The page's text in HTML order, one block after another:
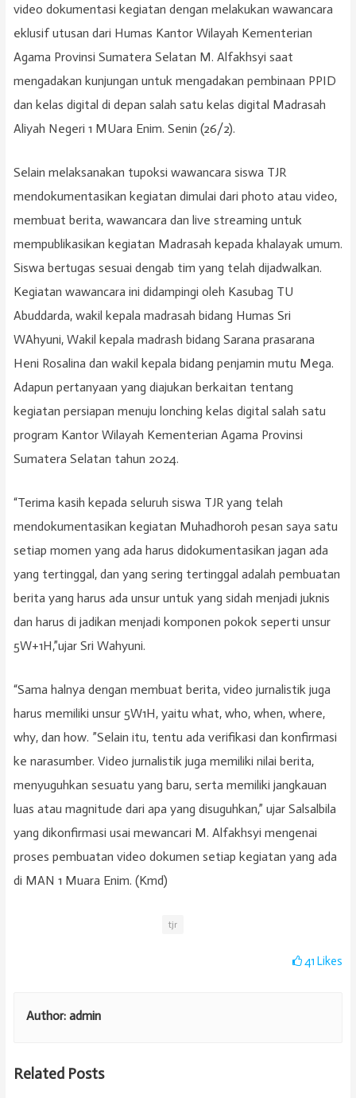
video dokumentasi kegiatan dengan melakukan wawancara
eklusif utusan dari Humas Kantor Wilayah Kementerian
Agama Provinsi Sumatera Selatan M. Alfakhsyi saat
mengadakan kunjungan untuk mengadakan pembinaan PPID
dan kelas digital di depan salah satu kelas digital Madrasah
Aliyah Negeri 1 MUara Enim. Senin (26/2).
Selain melaksanakan tupoksi wawancara siswa TJR
mendokumentasikan kegiatan dimulai dari photo atau video,
membuat berita, wawancara dan live streaming untuk
mempublikasikan kegiatan Madrasah kepada khalayak umum.
Siswa bertugas sesuai dengab tim yang telah dijadwalkan.
Kegiatan wawancara ini didampingi oleh Kasubag TU
Abuddarda, wakil kepala madrasah bidang Humas Sri
WAhyuni, Wakil kepala madrash bidang Sarana prasarana
Heni Rosalina dan wakil kepala bidang penjamin mutu Mega.
Adapun pertanyaan yang diajukan berkaitan tentang
kegiatan persiapan menuju lonching kelas digital salah satu
program Kantor Wilayah Kementerian Agama Provinsi
Sumatera Selatan tahun 2024.
“Terima kasih kepada seluruh siswa TJR yang telah
mendokumentasikan kegiatan Muhadhoroh pesan saya satu
setiap momen yang ada harus didokumentasikan jagan ada
yang tertinggal, dan yang sering tertinggal adalah pembuatan
berita yang harus ada unsur untuk yang sidah menjadi juknis
dan harus di jadikan menjadi komponen pokok seperti unsur
5W+1H,”ujar Sri Wahyuni.
“Sama halnya dengan membuat berita, video jurnalistik juga
harus memiliki unsur 5W1H, yaitu what, who, when, where,
why, dan how. ”Selain itu, tentu ada verifikasi dan konfirmasi
ke narasumber. Video jurnalistik juga memiliki nilai berita,
menyuguhkan sesuatu yang baru, serta memiliki jangkauan
luas atau magnitude dari apa yang disuguhkan,” ujar Salsalbila
yang dikonfirmasi usai mewancari M. Alfakhsyi mengenai
proses pembuatan video dokumen setiap kegiatan yang ada
di MAN 1 Muara Enim. (Kmd)
tjr
41Likes
Author: admin
Related Posts